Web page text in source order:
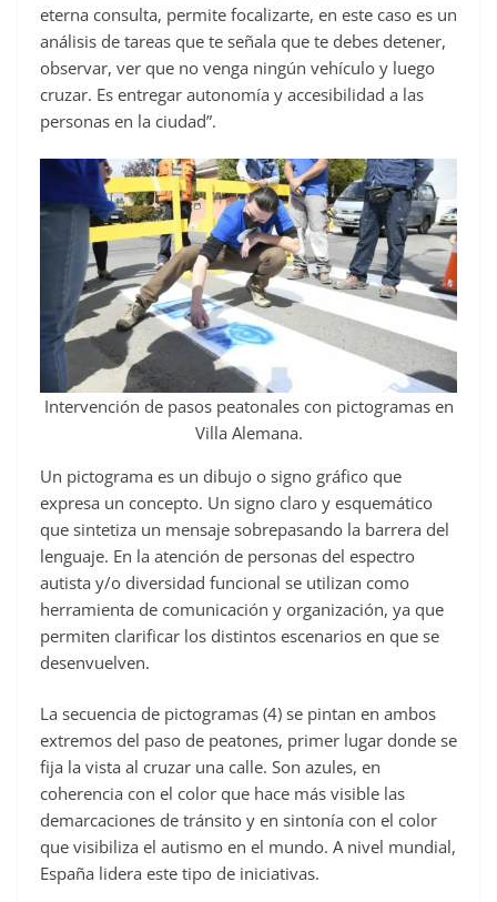
eterna consulta, permite focalizarte, en este caso es un
análisis de tareas que te señala que te debes detener,
observar, ver que no venga ningún vehículo y luego
cruzar. Es entregar autonomía y accesibilidad a las
personas en la ciudad”.
Intervención de pasos peatonales con pictogramas en
Villa Alemana.
Un pictograma es un dibujo o signo gráfico que
expresa un concepto. Un signo claro y esquemático
que sintetiza un mensaje sobrepasando la barrera del
lenguaje. En la atención de personas del espectro
autista y/o diversidad funcional se utilizan como
herramienta de comunicación y organización, ya que
permiten clarificar los distintos escenarios en que se
desenvuelven.
La secuencia de pictogramas (4) se pintan en ambos
extremos del paso de peatones, primer lugar donde se
fija la vista al cruzar una calle. Son azules, en
coherencia con el color que hace más visible las
demarcaciones de tránsito y en sintonía con el color
que visibiliza el autismo en el mundo. A nivel mundial,
España lidera este tipo de iniciativas.